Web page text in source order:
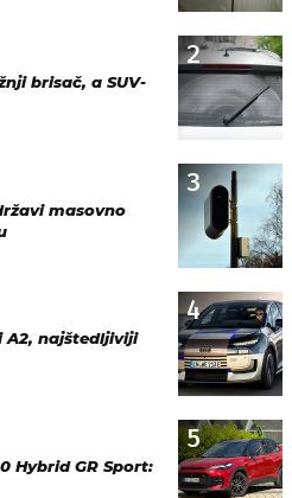
2
brisač, a SUV-
3
masovno
4
A2, najštedljiviji
5
Hybrid GR Sport: